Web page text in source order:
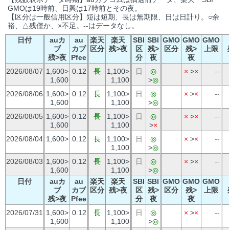
GMOは19時前、日興は17時前とその夜。
【区分は一般信用区分】短は短期、長は無期限、日は日計り。○余
裕、△残僅か、×不足。--はデータなし。
日付
auカ
ブ
残>夜
au
カブ
Pfee
楽天
区分
楽天
残>夜
SBI
区
分
SBI
残>
夜
GMO
区分
GMO
残>
夜
GMO
上限
2026/08/07 1,600>
1,600
0.12 長
1,100>
1,100
日
◎
>◎
× >× --
2026/08/06 1,600>
1,600
0.12 長
1,100>
1,100
日
◎
>◎
× >× --
2026/08/05 1,600>
1,600
0.12 長
1,100>
1,100
日
◎
>×
× >× --
2026/08/04 1,600> 0.12 長
1,100>
1,100
日
◎
>◎
× >× --
2026/08/03 1,600>
1,600
0.12 長
1,100>
1,100
日
◎
>◎
× >× --
日付
auカ
ブ
残>夜
au
カブ
Pfee
楽天
区分
楽天
残>夜
SBI
区
分
SBI
残>
夜
GMO
区分
GMO
残>
夜
GMO
上限
2026/07/31
1,600>
1,600
0.12 長
1,100>
1,100
日
◎
>◎
× >× --